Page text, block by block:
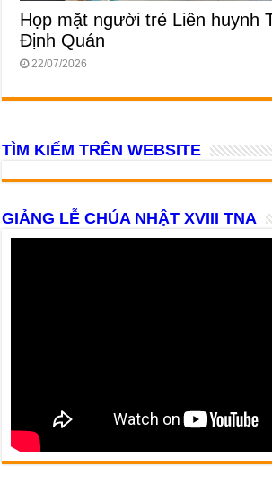
Họp mặt người trẻ Liên huynh
Định Quán
22/07/2026
TÌM KIẾM TRÊN WEBSITE
GIẢNG LỄ CHÚA NHẬT XVIII TNA